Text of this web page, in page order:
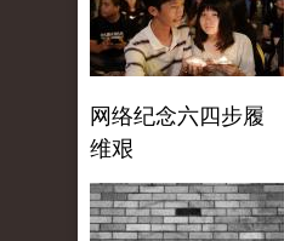
网络纪念六四步履
维艰